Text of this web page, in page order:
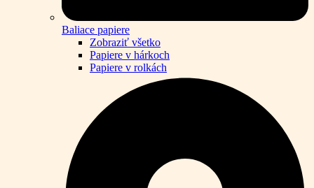
Baliace papiere
Zobraziť všetko
Papiere v hárkoch
Papiere v rolkách